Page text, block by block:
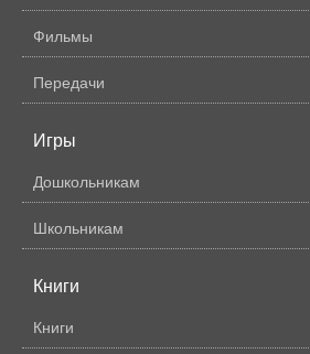
Фильмы
Передачи
Игры
Дошкольникам
Школьникам
Книги
Книги